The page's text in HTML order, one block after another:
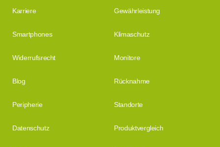
Karriere Gewährleistung
Smartphones Klimaschutz
Widerrufsrecht Monitore
Blog Rücknahme
Peripherie Standorte
Datenschutz Produktvergleich